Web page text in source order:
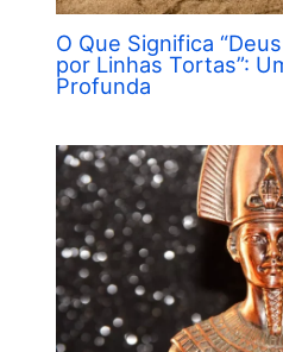
O Que Significa
por Linhas Tortas”:
Profunda